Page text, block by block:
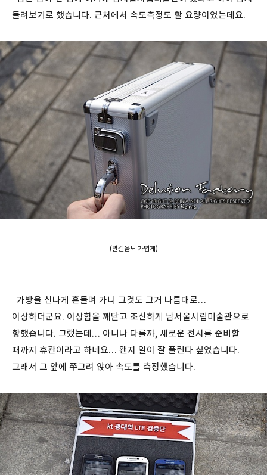
들려보기로 했습니다. 근처에서 속도측정도 할 요량이었는데요.
(발걸음도 가볍게)
가방을 신나게 흔들며 가니 그것도 그거 나름대로…
이상하더군요. 이상함을 깨닫고 조신하게 남서울시립미술관으로
향했습니다. 그랬는데… 아니나 다를까, 새로운 전시를 준비할
때까지 휴관이라고 하네요… 왠지 일이 잘 풀린다 싶었습니다.
그래서 그 앞에 쭈그려 앉아 속도를 측정했습니다.